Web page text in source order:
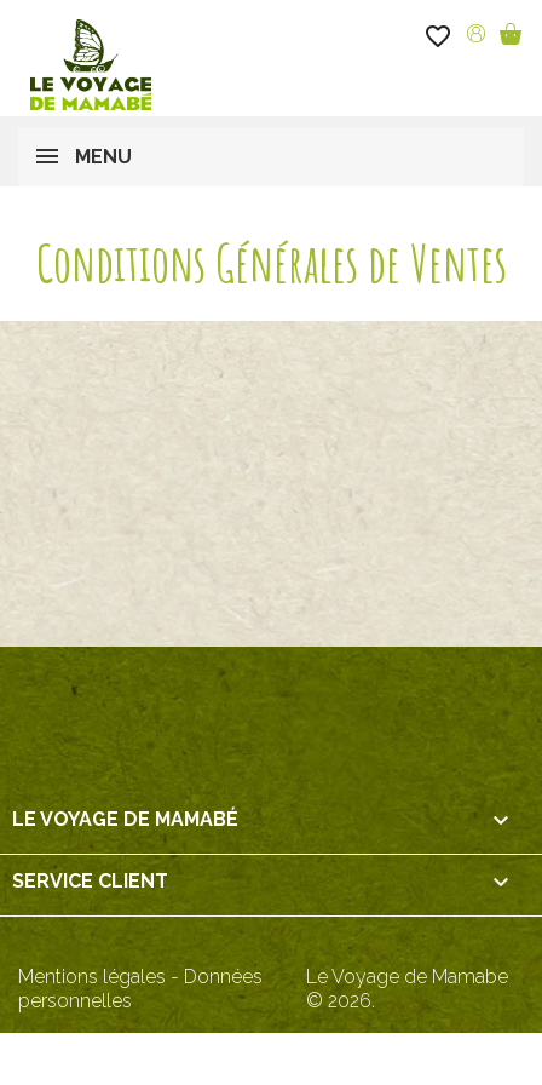
favorite_border
MENU
Conditions Générales de Ventes
LE VOYAGE DE MAMABÉ 
SERVICE CLIENT 
Mentions légales - Données
personnelles
Le Voyage de Mamabe
© 2026.